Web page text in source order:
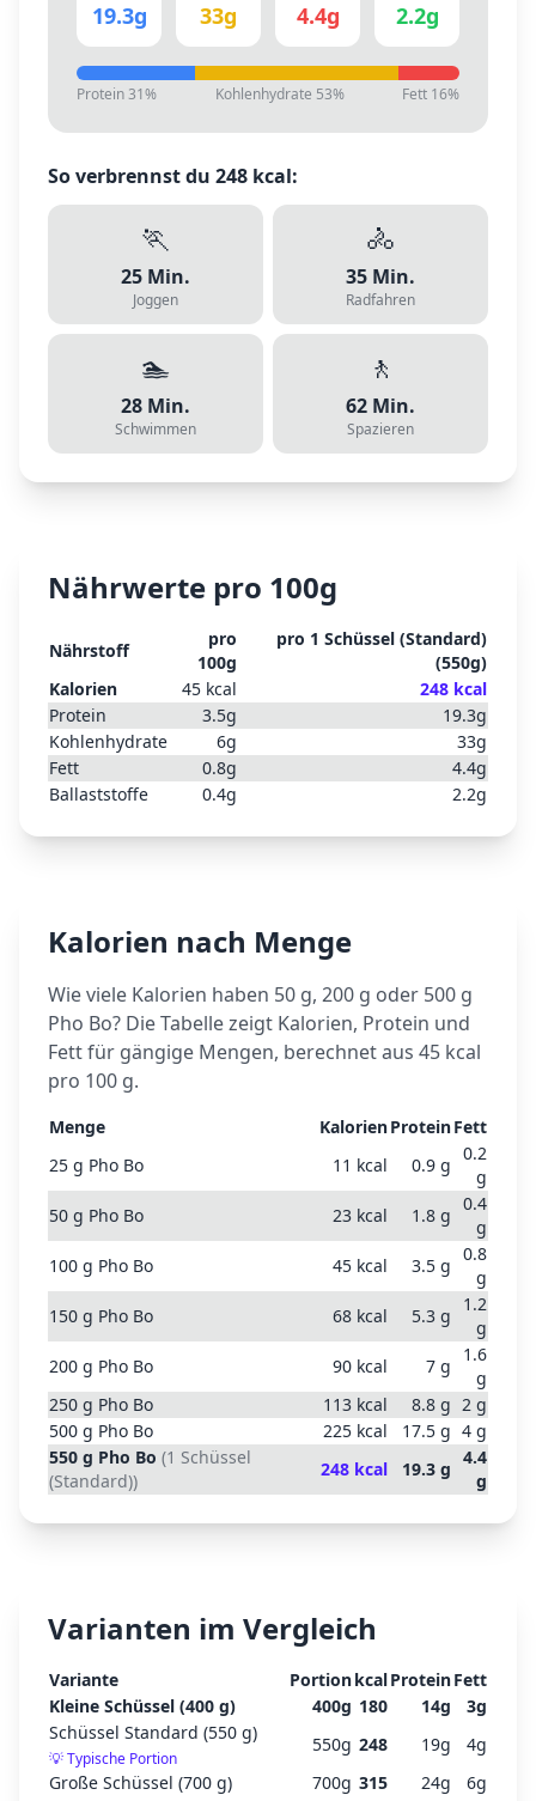
19.3g 33g 4.4g 2.2g
Protein31% Kohlenhydrate 53% Fett 16%
So verbrennst du 248 kcal:
🏃
25 Min.
Joggen
🚴
35 Min.
Radfahren
🏊
28 Min.
Schwimmen
🚶
62 Min.
Spazieren
Nährwerte pro 100g
Nährstoff
pro
100g
pro 1 Schüssel (Standard)
(550g)
Kalorien
45 kcal 248 kcal
Protein
3.5g 19.3g
Kohlenhydrate
6g 33g
Fett
0.8g 4.4g
Ballaststoffe
0.4g 2.2g
Kalorien nach Menge
Wie viele Kalorien haben 50 g, 200 g oder 500 g
Pho Bo? Die Tabelle zeigt Kalorien, Protein und
Fett für gängige Mengen, berechnet aus 45 kcal
pro 100 g.
Menge KalorienProteinFett
25 g Pho Bo 11 kcal 0.9 g
0.2
g
50 g Pho Bo 23 kcal 1.8 g
0.4
g
100 g Pho Bo 45 kcal 3.5 g
0.8
g
150 g Pho Bo 68 kcal 5.3 g
1.2
g
200 g Pho Bo 90 kcal 7 g
1.6
g
250 g Pho Bo 113 kcal 8.8 g 2 g
500 g Pho Bo 225 kcal 17.5 g 4 g
550 g Pho Bo (1 Schüssel
(Standard))
248 kcal 19.3 g
4.4
g
Varianten im Vergleich
Variante PortionkcalProteinFett
Kleine Schüssel (400 g)
400g 180 14g 3g
Schüssel Standard (550 g)
💡Typische Portion
550g 248 19g 4g
Große Schüssel (700 g)
700g 315 24g 6g